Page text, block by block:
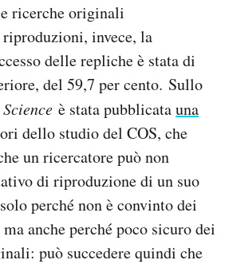
ricerche originali
invece, la
delle repliche è stata di
del 59,7 per cento. Sullo
Science è stata pubblicatauna
dello studio del COS, che
un ricercatore può non
di riproduzione di un suo
perché non è convinto dei
anche perché poco sicuro dei
può succedere quindi che